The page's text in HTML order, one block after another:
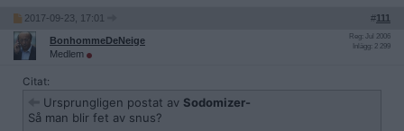
2017-09-23, 17:01 #111
BonhommeDeNeige
Medlem
Reg: Jul 2006
Inlägg: 2 299
Citat:
Ursprungligen postat av Sodomizer-
Så man blir fet av snus?